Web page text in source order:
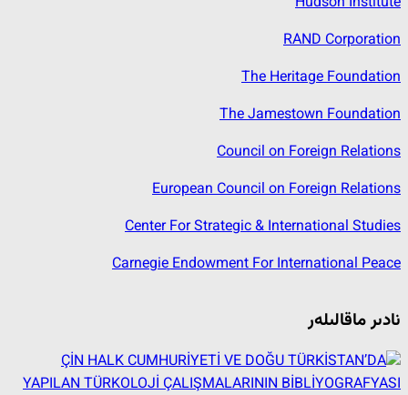
RAND Corporation
The Heritage Foundation
The Jamestown Foundation
Council on Foreign Relations
European Council on Foreign Relations
Center For Strategic & International Studies
Carnegie Endowment For International Peace
نادىر ماقالىلەر